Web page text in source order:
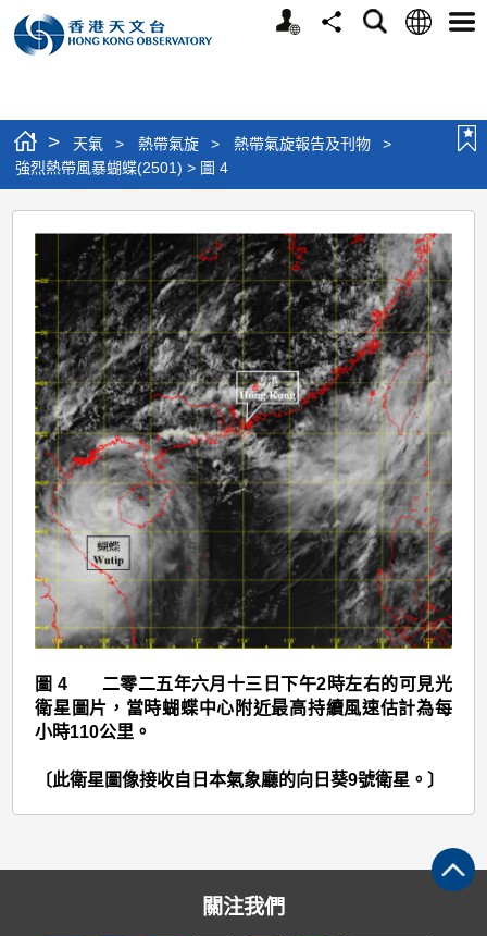
個
分
搜
語
選
> 天氣 > 熱帶氣旋 > 熱帶氣旋報告及刊物
>
強烈熱帶風暴蝴蝶(2501) > 圖 4
強
烈
熱
帶
風
暴
蝴
蝶
(2501)
圖
圖 4 二零二五年六月十三日下午2時左右的可見光
衛星圖片，當時蝴蝶中心附近最高持續風速估計為每
小時110公里。
〔此衛星圖像接收自日本氣象廳的向日葵9號衛星。〕
關注我們